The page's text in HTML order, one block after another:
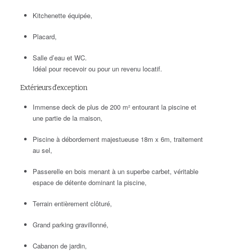
Kitchenette équipée,
Placard,
Salle d’eau et WC.
Idéal pour recevoir ou pour un revenu locatif.
Extérieurs d’exception
Immense deck de plus de 200 m² entourant la piscine et
une partie de la maison,
Piscine à débordement majestueuse 18m x 6m, traitement
au sel,
Passerelle en bois menant à un superbe carbet, véritable
espace de détente dominant la piscine,
Terrain entièrement clôturé,
Grand parking gravillonné,
Cabanon de jardin,